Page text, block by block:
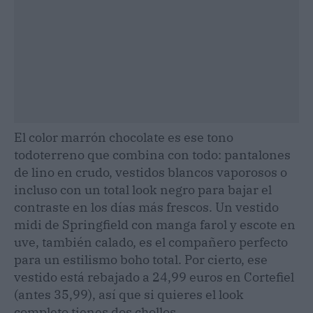
El color marrón chocolate es ese tono
todoterreno que combina con todo: pantalones
de lino en crudo, vestidos blancos vaporosos o
incluso con un total look negro para bajar el
contraste en los días más frescos. Un vestido
midi de Springfield con manga farol y escote en
uve, también calado, es el compañero perfecto
para un estilismo boho total. Por cierto, ese
vestido está rebajado a 24,99 euros en Cortefiel
(antes 35,99), así que si quieres el look